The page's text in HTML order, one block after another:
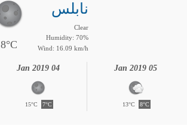
8°C
نابلس
Clear
Humidity: 70%
Wind: 16.09 km/h
04 Jan 2019
15°C 7°C
05 Jan 2019
13°C 8°C